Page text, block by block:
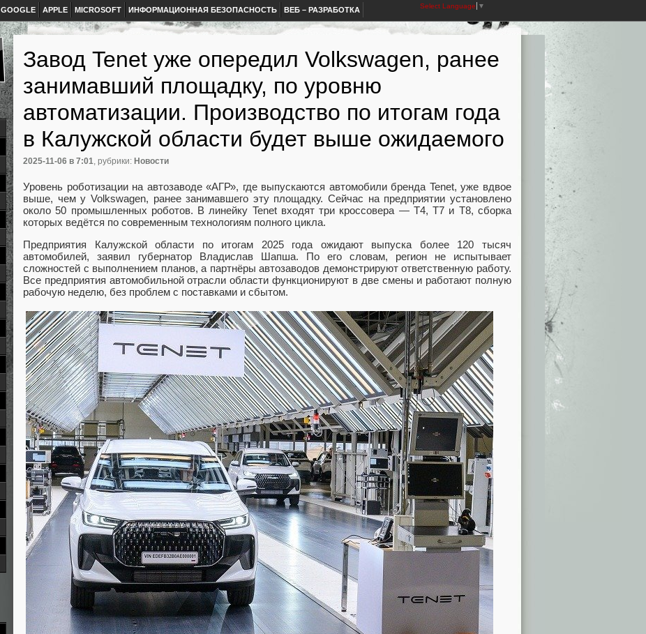
GOOGLE APPLE MICROSOFT ИНФОРМАЦИОННАЯ БЕЗОПАСНОСТЬ ВЕБ – РАЗРАБОТКА Select Language ▼
Завод Tenet уже опередил Volkswagen, ранее
занимавший площадку, по уровню
автоматизации. Производство по итогам года
в Калужской области будет выше ожидаемого
2025-11-06 в 7:01, рубрики: Новости
Уровень роботизации на автозаводе «АГР», где выпускаются автомобили бренда Tenet, уже вдвое
выше, чем у Volkswagen, ранее занимавшего эту площадку. Сейчас на предприятии установлено
около 50 промышленных роботов. В линейку Tenet входят три кроссовера — T4, T7 и T8, сборка
которых ведётся по современным технологиям полного цикла.
Предприятия Калужской области по итогам 2025 года ожидают выпуска более 120 тысяч
автомобилей, заявил губернатор Владислав Шапша. По его словам, регион не испытывает
сложностей с выполнением планов, а партнёры автозаводов демонстрируют ответственную работу.
Все предприятия автомобильной отрасли области функционируют в две смены и работают полную
рабочую неделю, без проблем с поставками и сбытом.